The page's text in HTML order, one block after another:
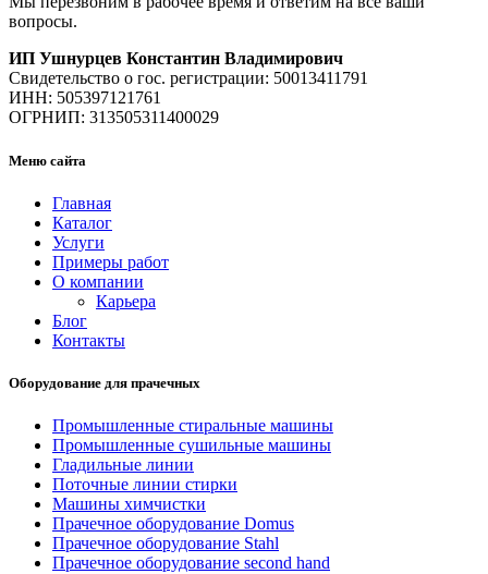
вопросы.
ИП Ушнурцев Константин Владимирович
Свидетельство о гос. регистрации: 50013411791
ИНН: 505397121761
ОГРНИП: 313505311400029
Меню сайта
Главная
Каталог
Услуги
Примеры работ
О компании
Карьера
Блог
Контакты
Оборудование для прачечных
Промышленные стиральные машины
Промышленные сушильные машины
Гладильные линии
Поточные линии стирки
Машины химчистки
Прачечное оборудование Domus
Прачечное оборудование Stahl
Прачечное оборудование second hand